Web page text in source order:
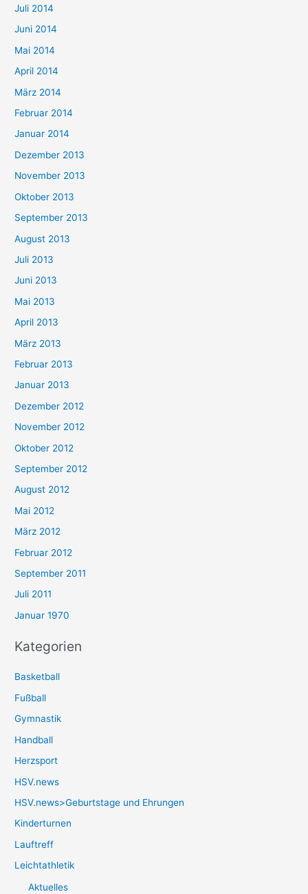
Juli 2014
Juni 2014
Mai 2014
April 2014
März 2014
Februar 2014
Januar 2014
Dezember 2013
November 2013
Oktober 2013
September 2013
August 2013
Juli 2013
Juni 2013
Mai 2013
April 2013
März 2013
Februar 2013
Januar 2013
Dezember 2012
November 2012
Oktober 2012
September 2012
August 2012
Mai 2012
März 2012
Februar 2012
September 2011
Juli 2011
Januar 1970
Kategorien
Basketball
Fußball
Gymnastik
Handball
Herzsport
HSV.news
HSV.news>Geburtstage und Ehrungen
Kinderturnen
Lauftreff
Leichtathletik
Aktuelles